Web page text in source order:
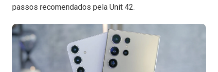
passos recomendados pela Unit 42.